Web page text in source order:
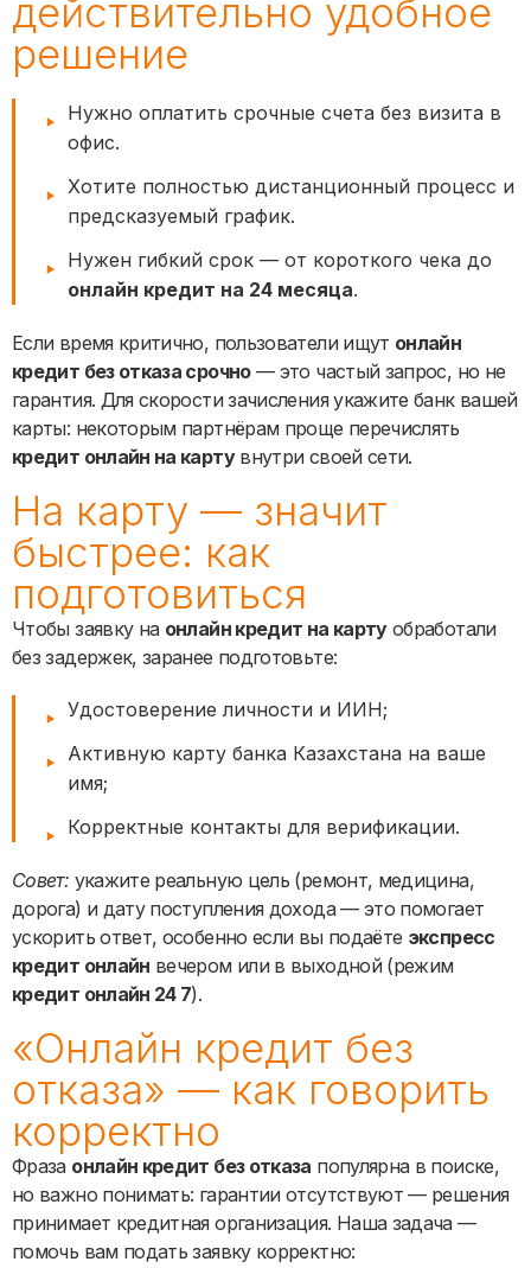
действительно удобное
решение
Нужно оплатить срочные счета без визита в
офис.
Хотите полностью дистанционный процесс и
предсказуемый график.
Нужен гибкий срок — от короткого чека до
онлайн кредит на 24 месяца.
Если время критично, пользователи ищут онлайн
кредит без отказа срочно— это частый запрос, но не
гарантия. Для скорости зачисления укажите банк вашей
карты: некоторым партнёрам проще перечислять
кредит онлайн на картувнутри своей сети.
На карту — значит
быстрее: как
подготовиться
Чтобы заявку на онлайн кредит на картуобработали
без задержек, заранее подготовьте:
Удостоверение личности и ИИН;
Активную карту банка Казахстана на ваше
имя;
Корректные контакты для верификации.
Совет: укажите реальную цель (ремонт, медицина,
дорога) и дату поступления дохода — это помогает
ускорить ответ, особенно если вы подаёте экспресс
кредит онлайн вечером или в выходной (режим
кредит онлайн 24 7).
«Онлайн кредит без
отказа» — как говорить
корректно
Фраза онлайн кредит без отказа популярна в поиске,
но важно понимать: гарантии отсутствуют — решения
принимает кредитная организация. Наша задача —
помочь вам подать заявку корректно: